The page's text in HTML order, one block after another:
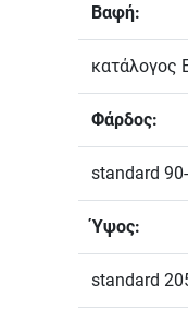
Βαφή:
κατάλογος
Φάρδος:
standard
Ύψος:
standard